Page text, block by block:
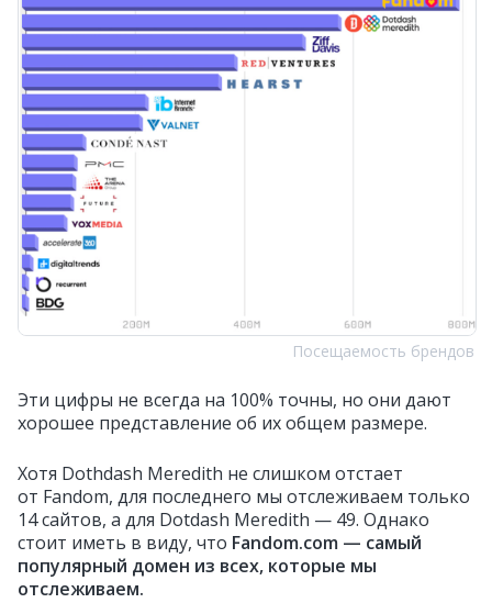
Посещаемость брендов
Эти цифры не всегда на 100% точны, но они дают
хорошее представление об их общем размере.
Хотя Dothdash Meredith не слишком отстает
от Fandom, для последнего мы отслеживаем только
14 сайтов, а для Dotdash Meredith — 49. Однако
стоит иметь в виду, что Fandom.com — самый
популярный домен из всех, которые мы
отслеживаем.